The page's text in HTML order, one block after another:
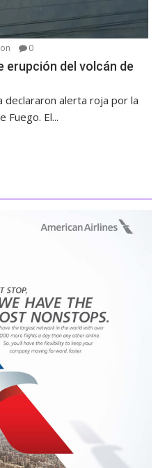
0
erupción del volcán de
declararon alerta roja por la
Fuego. El...